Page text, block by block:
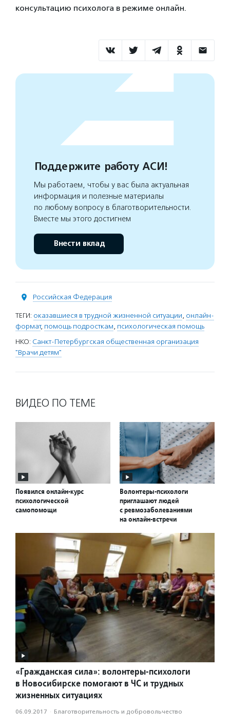
консультацию психолога в режиме онлайн.
Поддержите работу АСИ!
Мы работаем, чтобы у вас была актуальная
информация и полезные материалы
по любому вопросу в благотворительности.
Вместе мы этого достигнем
Внести вклад
Российская Федерация
ТЕГИ: оказавшиеся в трудной жизненной ситуации, онлайн-
формат, помощь подросткам, психологическая помощь
НКО: Санкт-Петербургская общественная организация
"Врачи детям"
ВИДЕО ПО ТЕМЕ
Появился онлайн-курс
психологической
самопомощи
Волонтеры-психологи
приглашают людей
с ревмозаболеваниями
на онлайн-встречи
«Гражданская сила»: волонтеры-психологи
в Новосибирске помогают в ЧС и трудных
жизненных ситуациях
06.09.2017 · Благотвори­тель­ность и доброволь­чест­во